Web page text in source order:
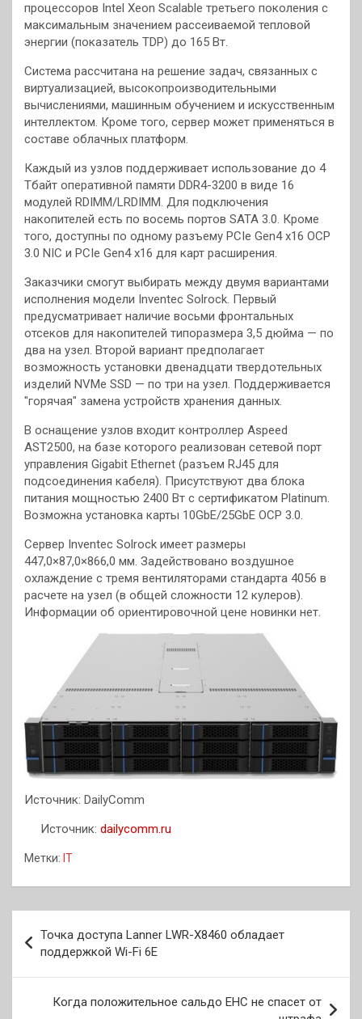
процессоров Intel Xeon Scalable третьего поколения с
максимальным значением рассеиваемой тепловой
энергии (показатель TDP) до 165 Вт.
Система рассчитана на решение задач, связанных с
виртуализацией, высокопроизводительными
вычислениями, машинным обучением и искусственным
интеллектом. Кроме того, сервер может применяться в
составе облачных платформ.
Каждый из узлов поддерживает использование до 4
Тбайт оперативной памяти DDR4-3200 в виде 16
модулей RDIMM/LRDIMM. Для подключения
накопителей есть по восемь портов SATA 3.0. Кроме
того, доступны по одному разъему PCIe Gen4 x16 OCP
3.0 NIC и PCIe Gen4 x16 для карт расширения.
Заказчики смогут выбирать между двумя вариантами
исполнения модели Inventec Solrock. Первый
предусматривает наличие восьми фронтальных
отсеков для накопителей типоразмера 3,5 дюйма — по
два на узел. Второй вариант предполагает
возможность установки двенадцати твердотельных
изделий NVMe SSD — по три на узел. Поддерживается
"горячая" замена устройств хранения данных.
В оснащение узлов входит контроллер Aspeed
AST2500, на базе которого реализован сетевой порт
управления Gigabit Ethernet (разъем RJ45 для
подсоединения кабеля). Присутствуют два блока
питания мощностью 2400 Вт с сертификатом Platinum.
Возможна установка карты 10GbE/25GbE OCP 3.0.
Сервер Inventec Solrock имеет размеры
447,0×87,0×866,0 мм. Задействовано воздушное
охлаждение с тремя вентиляторами стандарта 4056 в
расчете на узел (в общей сложности 12 кулеров).
Информации об ориентировочной цене новинки нет.
Источник: DailyComm
Источник: dailycomm.ru
Метки: IT
по
записям
Точка доступа Lanner LWR-X8460 обладает
поддержкой Wi-Fi 6E
Когда положительное сальдо ЕНС не спасет от